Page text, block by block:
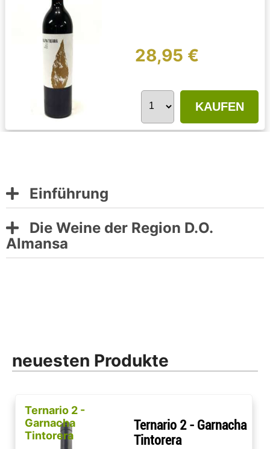
28,95 €
KAUFEN
Einführung
Die Weine der Region D.O.
Almansa
neuesten Produkte
Ternario 2 -
Garnacha
Tintorera
Ternario 2 - Garnacha
Tintorera